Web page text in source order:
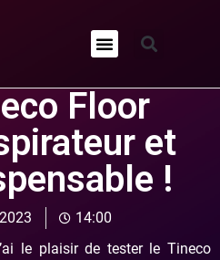
Floor
et
!
14:00
le plaisir de tester le Tineco